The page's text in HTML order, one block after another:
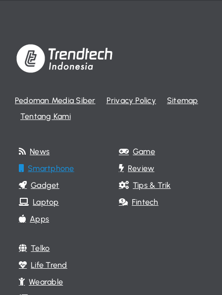
Pedoman Media Siber Privacy Policy
Sitemap
Tentang Kami
News
Smartphone
Gadget
Laptop
Apps
Game
Review
Tips & Trik
Fintech
Telko
Life Trend
Wearable